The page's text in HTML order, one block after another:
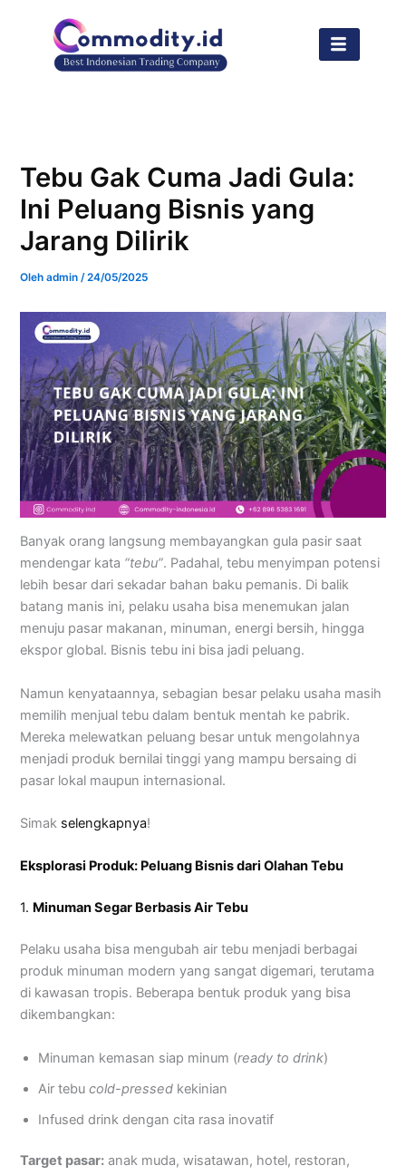
Tebu Gak Cuma Jadi Gula:
Ini Peluang Bisnis yang
Jarang Dilirik
Olehadmin/24/05/2025
Banyak orang langsung membayangkan gula pasir saat
mendengar kata “tebu”. Padahal, tebu menyimpan potensi
lebih besar dari sekadar bahan baku pemanis. Di balik
batang manis ini, pelaku usaha bisa menemukan jalan
menuju pasar makanan, minuman, energi bersih, hingga
ekspor global. Bisnis tebu ini bisa jadi peluang.
Namun kenyataannya, sebagian besar pelaku usaha masih
memilih menjual tebu dalam bentuk mentah ke pabrik.
Mereka melewatkan peluang besar untuk mengolahnya
menjadi produk bernilai tinggi yang mampu bersaing di
pasar lokal maupun internasional.
Simak selengkapnya!
Eksplorasi Produk: Peluang Bisnis dari Olahan Tebu
1. Minuman Segar Berbasis Air Tebu
Pelaku usaha bisa mengubah air tebu menjadi berbagai
produk minuman modern yang sangat digemari, terutama
di kawasan tropis. Beberapa bentuk produk yang bisa
dikembangkan:
Minuman kemasan siap minum (ready to drink)
Air tebucold-pressed kekinian
Infused drink dengan cita rasa inovatif
Target pasar: anak muda, wisatawan, hotel, restoran,